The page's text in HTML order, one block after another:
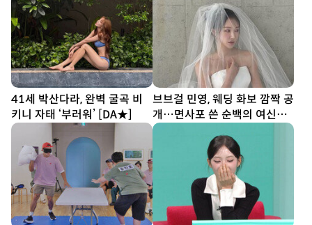
41세 박산다라, 완벽 굴곡 비
키니 자태 ‘부러워’ [DA★]
브브걸 민영, 웨딩 화보 깜짝 공
개…면사포 쓴 순백의 여신
[DA★]